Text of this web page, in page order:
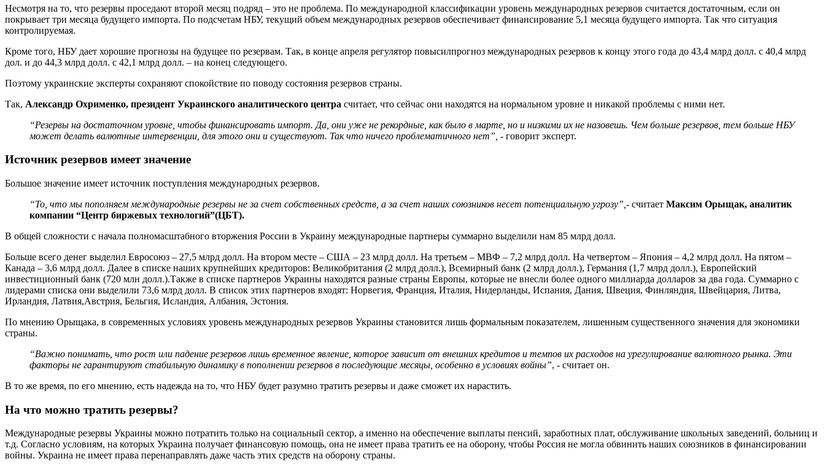
Несмотря на то, что резервы проседают второй месяц подряд – это не проблема. По международной классификации уровень международных резервов считается достаточным, если он
покрывает три месяца будущего импорта. По подсчетам НБУ, текущий объем международных резервов обеспечивает финансирование 5,1 месяца будущего импорта. Так что ситуация
контролируемая.
Кроме того, НБУ дает хорошие прогнозы на будущее по резервам. Так, в конце апреля регулятор повысилпрогноз международных резервов к концу этого года до 43,4 млрд долл. с 40,4 млрд
дол. и до 44,3 млрд долл. с 42,1 млрд долл. – на конец следующего.
Поэтому украинские эксперты сохраняют спокойствие по поводу состояния резервов страны.
Так, Александр Охрименко, президент Украинского аналитического центра считает, что сейчас они находятся на нормальном уровне и никакой проблемы с ними нет.
“Резервы на достаточном уровне, чтобы финансировать импорт. Да, они уже не рекордные, как было в марте, но и низкими их не назовешь. Чем больше резервов, тем больше НБУ
может делать валютные интервенции, для этого они и существуют. Так что ничего проблематичного нет”, - говорит эксперт.
Источник резервов имеет значение
Большое значение имеет источник поступления международных резервов.
“То, что мы пополняем международные резервы не за счет собственных средств, а за счет наших союзников несет потенциальную угрозу” - считает Максим Орыщак, аналитик
компании “Центр биржевых технологий”(ЦБТ).
В общей сложности с начала полномасштабного вторжения России в Украину международные партнеры суммарно выделили нам 85 млрд долл.
Больше всего денег выделил Евросоюз – 27,5 млрд долл. На втором месте – США – 23 млрд долл. На третьем – МВФ – 7,2 млрд долл. На четвертом – Япония – 4,2 млрд долл. На пятом –
Канада – 3,6 млрд долл. Далее в списке наших крупнейших кредиторов: Великобритания (2 млрд долл.), Всемирный банк (2 млрд долл.), Германия (1,7 млрд долл.), Европейский
инвестиционный банк (720 млн долл.).Также в списке партнеров Украины находятся разные страны Европы, которые не внесли более одного миллиарда долларов за два года. Суммарно с
лидерами списка они выделили 73,6 млрд долл. В список этих партнеров входят: Норвегия, Франция, Италия, Нидерланды, Испания, Дания, Швеция, Финляндия, Швейцария, Литва,
Ирландия, Латвия,Австрия, Бельгия, Исландия, Албания, Эстония.
По мнению Орыщака, в современных условиях уровень международных резервов Украины становится лишь формальным показателем, лишенным существенного значения для экономики
страны.
“Важно понимать, что рост или падение резервов лишь временное явление, которое зависит от внешних кредитов и темпов их расходов на урегулирование валютного рынка. Эти
факторы не гарантируют стабильную динамику в пополнении резервов в последующие месяцы, особенно в условиях войны”, - считает он.
В то же время, по его мнению, есть надежда на то, что НБУ будет разумно тратить резервы и даже сможет их нарастить.
На что можно тратить резервы?
Международные резервы Украины можно потратить только на социальный сектор, а именно на обеспечение выплаты пенсий, заработных плат, обслуживание школьных заведений, больниц и
т.д. Согласно условиям, на которых Украина получает финансовую помощь, она не имеет права тратить ее на оборону, чтобы Россия не могла обвинить наших союзников в финансировании
войны. Украина не имеет права перенаправлять даже часть этих средств на оборону страны.